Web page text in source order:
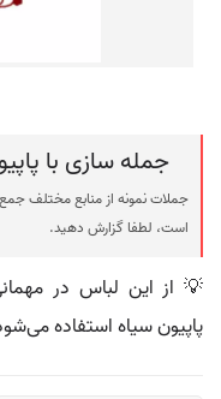
جمله سازی با
جملات نمونه از منابع مختلف
است، لطفا گزارش دهید.
💡 از این لباس در
پاپیون سیاه استفاده